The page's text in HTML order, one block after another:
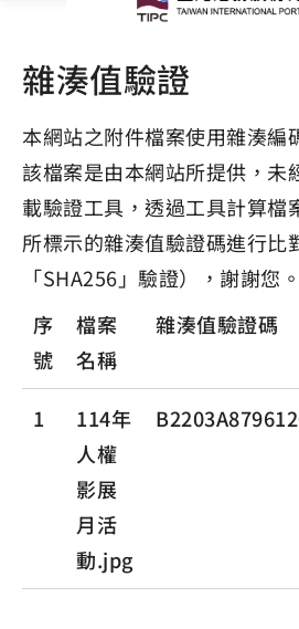
雜湊值驗證
本網站之附件檔案使用雜湊編
該檔案是由本網站所提供，未
載驗證工具，透過工具計算檔
所標示的雜湊值驗證碼進行比
「SHA256」驗證），謝謝您。
序
號
檔案
名稱
雜湊值驗證碼
1
114年
人權
影展
月活
動.jpg